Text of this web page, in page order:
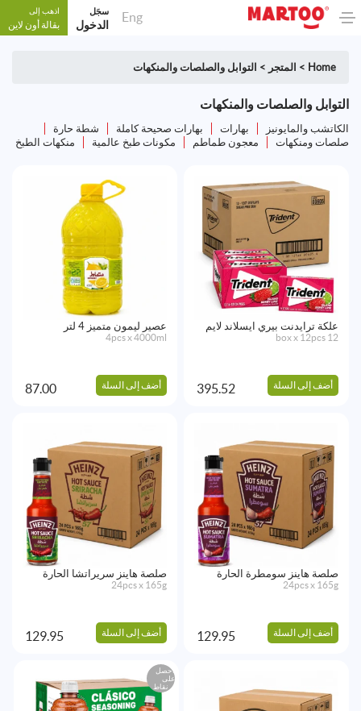
Eng سجَل
الدخول
اذهب إلى
بقالة أون لاين
Home
> المتجر > التوابل والصلصات والمنكهات
التوابل والصلصات والمنكهات
الكاتشب والمايونيز بهارات بهارات صحيحة كاملة
شطة حارة
صلصات ومنكهات
معجون طماطم مكونات طبخ عالمية منكهات الطبخ
علكة ترايدنت بيري ايسلاند لايم
12 box x 12pcs
أضف إلى السلة 395.52
عصير ليمون متميز 4 لتر
4pcs x 4000ml
أضف إلى السلة 87.00
صلصة هاينز سومطرة الحارة
24pcs x 165g
أضف إلى السلة 129.95
صلصة هاينز سريراتشا الحارة
24pcs x 165g
أضف إلى السلة 129.95
احصل
على
نقاط